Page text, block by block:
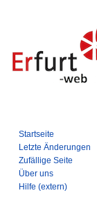
Startseite
Letzte Änderungen
Zufällige Seite
Über uns
Hilfe (extern)